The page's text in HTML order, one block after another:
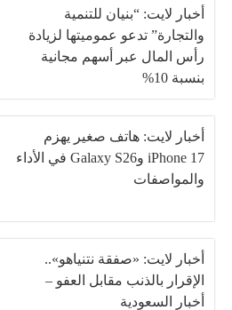
أخبار لايت: “بنيان للتنمية
والتجارة” تدعو عموميتها لزيادة
رأس المال عبر أسهم مجانية
بنسبة 10%
أخبار لايت: هاتف صغير يهزم
iPhone 17 وGalaxy S26 في الأداء
والمواصفات
أخبار لايت: «صفقة نتنياهو»..
الإقرار بالذنب مقابل العفو –
أخبار السعودية